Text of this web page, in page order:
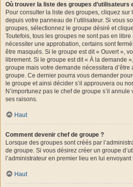
Où trouver la liste des groupes d’utilisateurs
Pour consulter la liste des groupes, cliquez sur
depuis votre panneau de l’utilisateur. Si vous
groupes, sélectionnez le groupe désiré et
Toutefois, tous les groupes ne sont pas en
nécessiter une approbation, certains sont
être masqués. Si le groupe est dit « Ouvert »,
librement. Si le groupe est dit « À la demande
groupe mais votre demande nécessitera
groupe. Ce dernier pourra vous demander
le groupe et ainsi décider s’il approuvera ou
N’importunez pas le chef de groupe s’il
ses raisons.
Haut
Comment devenir chef de groupe ?
Lorsque des groupes sont créés par
de groupe. Si vous désirez créer un groupe
l’administrateur en premier lieu en lui
Haut